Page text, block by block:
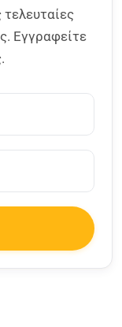
Εγγραφείτε